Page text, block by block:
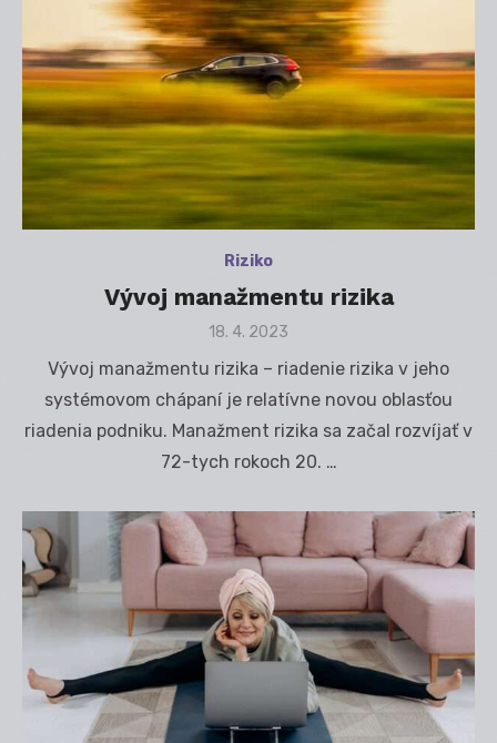
Riziko
Vývoj manažmentu rizika
Posted
18. 4. 2023
Vývoj manažmentu rizika – riadenie rizika v jeho
systémovom chápaní je relatívne novou oblasťou
riadenia podniku. Manažment rizika sa začal rozvíjať v
72-tych rokoch 20. …